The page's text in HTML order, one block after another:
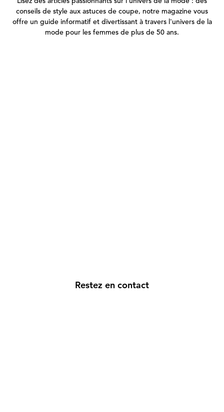
conseils de style aux astuces de coupe, notre magazine vous
offre un guide informatif et divertissant à travers l'univers de la
mode pour les femmes de plus de 50 ans.
Restez en contact